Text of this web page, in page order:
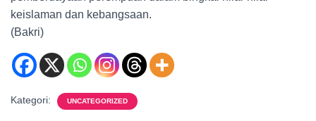
keislaman dan kebangsaan.
(Bakri)
Kategori: UNCATEGORIZED